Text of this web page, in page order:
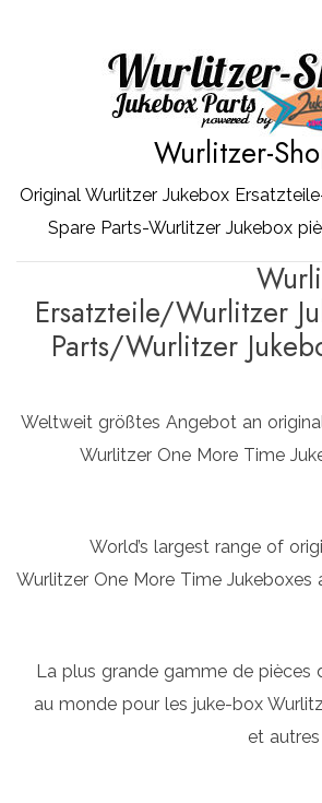
Wurlitzer-
Original Wurlitzer Jukebox
Spare Parts-Wurlitzer Jukebox
Ersatzteile/Wurlitzer
Parts/Wurlitzer
Weltweit größtes Angebot an
Wurlitzer One More Time
World’s largest range of
Wurlitzer One More Time Jukeboxes
La plus grande gamme de pièces
au monde pour les juke-box
et